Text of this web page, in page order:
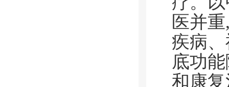
医并
疾病
底功
和康